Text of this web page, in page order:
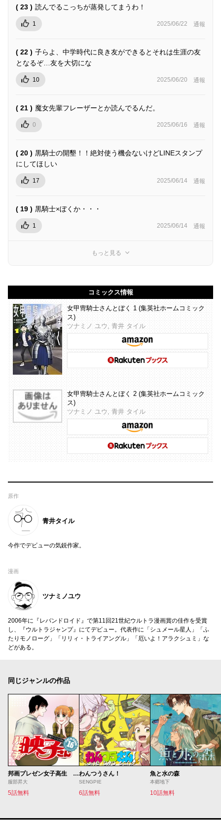
( 23 ) 読んでるこっちが蒸発してまうわ！
1 2025/06/22 通報
( 22 ) 子らよ、中学時代に良き友ができるとそれは生涯の友
となるぞ…友を大切にな
10 2025/06/20 通報
( 21 ) 魔女先輩フレーザーとか読んでるんだ。
0 2025/06/16 通報
( 20 ) 黒騎士の開墾！！絶対使う機会ないけどLINEスタンプ
にしてほしい
17 2025/06/14 通報
( 19 ) 黒騎士×ぼくか・・・
1 2025/06/14 通報
もっと見る
コミックス情報
女甲冑騎士さんとぼく 1 (集英社ホームコミック
ス)
ツナミノ ユウ, 青井 タイル
女甲冑騎士さんとぼく 2 (集英社ホームコミック
ス)
ツナミノ ユウ, 青井 タイル
原作
青井タイル
今作でデビューの気鋭作家。
漫画
ツナミノユウ
2006年に『レバンドロイド』で第11回21世紀ウルトラ漫画賞の佳作を受賞
し、『ウルトラジャンプ』にてデビュー。代表作に「シュメール星人」「ふ
たりモノローグ」「リリィ・トライアングル」「厄いよ！アラクシュミ」な
どがある。
同じジャンルの作品
邦画プレゼン女子高生 邦キチ！ 映子さん
服部昇大
5話無料
わんつうさん！
SENGPIE
6話無料
魚と水の森
本郷地下
10話無料